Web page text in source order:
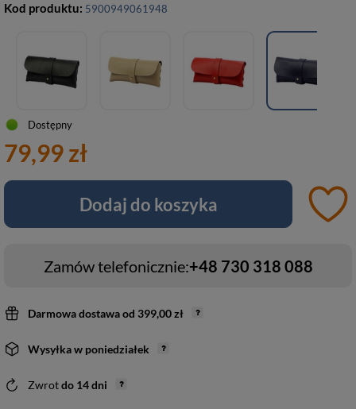
Kod produktu: 5900949061948
Dostępny
79,99 zł
Dodaj do koszyka
Zamów telefonicznie:+48 730 318 088
Darmowa dostawaod 399,00 zł
Wysyłkaw poniedziałek
Zwrotdo 14dni